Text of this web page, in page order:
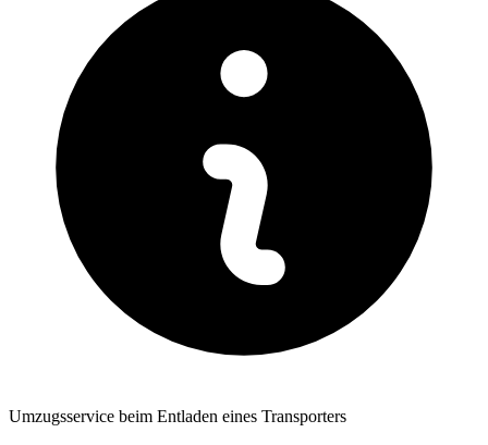
Umzugsservice beim Entladen eines Transporters